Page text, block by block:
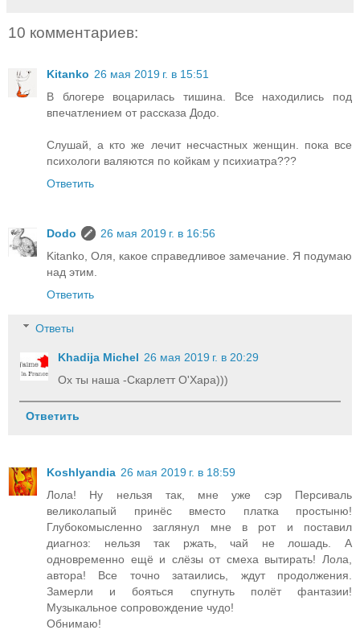
10 комментариев:
Kitanko 26 мая 2019 г. в 15:51
В блогере воцарилась тишина. Все находились под
впечатлением от рассказа Додо.
Слушай, а кто же лечит несчастных женщин. пока все
психологи валяются по койкам у психиатра???
Ответить
Dodo
26 мая 2019 г. в 16:56
Kitanko, Оля, какое справедливое замечание. Я подумаю
над этим.
Ответить
Ответы
Khadija Michel 26 мая 2019 г. в 20:29
Ох ты наша -Скарлетт О'Хара)))
Ответить
Koshlyandia 26 мая 2019 г. в 18:59
Лола! Ну нельзя так, мне уже сэр Персиваль
великолапый принёс вместо платка простыню!
Глубокомысленно заглянул мне в рот и поставил
диагноз: нельзя так ржать, чай не лошадь. А
одновременно ещё и слёзы от смеха вытирать! Лола,
автора! Все точно затаились, ждут продолжения.
Замерли и бояться спугнуть полёт фантазии!
Музыкальное сопровождение чудо!
Обнимаю!